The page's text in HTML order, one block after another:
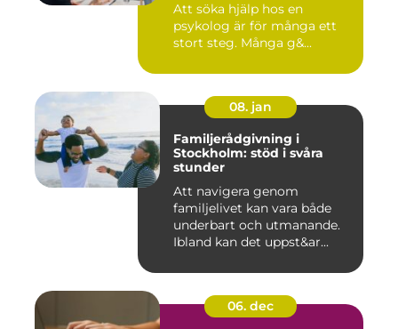
Att söka hjälp hos en
psykolog är för många ett
stort steg. Många g&...
08. jan
Familjerådgivning i
Stockholm: stöd i svåra
stunder
Att navigera genom
familjelivet kan vara både
underbart och utmanande.
Ibland kan det uppst&ar...
06. dec